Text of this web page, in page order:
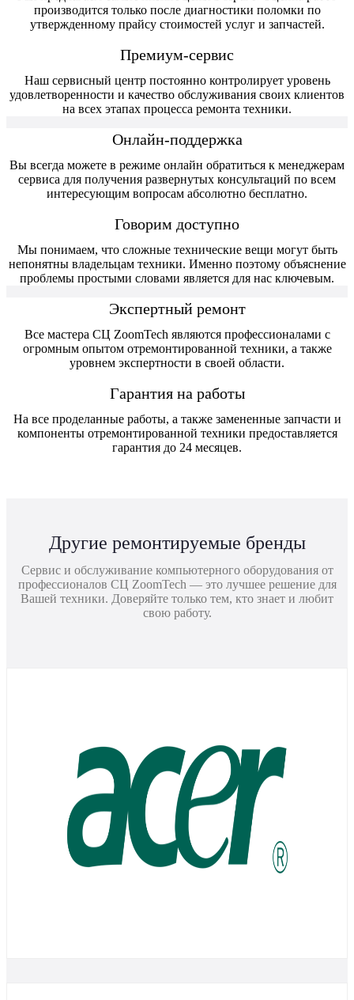
производится только после диагностики поломки по
утвержденному прайсу стоимостей услуг и запчастей.
Премиум-сервис
Наш сервисный центр постоянно контролирует уровень
удовлетворенности и качество обслуживания своих клиентов
на всех этапах процесса ремонта техники.
Онлайн-поддержка
Вы всегда можете в режиме онлайн обратиться к менеджерам
сервиса для получения развернутых консультаций по всем
интересующим вопросам абсолютно бесплатно.
Говорим доступно
Мы понимаем, что сложные технические вещи могут быть
непонятны владельцам техники. Именно поэтому объяснение
проблемы простыми словами является для нас ключевым.
Экспертный ремонт
Все мастера СЦ ZoomTech являются профессионалами с
огромным опытом отремонтированной техники, а также
уровнем экспертности в своей области.
Гарантия на работы
На все проделанные работы, а также замененные запчасти и
компоненты отремонтированной техники предоставляется
гарантия до 24 месяцев.
Другие ремонтируемые бренды
Сервис и обслуживание компьютерного оборудования от
профессионалов СЦ ZoomTech — это лучшее решение для
Вашей техники. Доверяйте только тем, кто знает и любит
свою работу.